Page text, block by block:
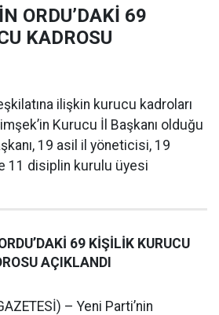
ORDU’DAKİ 69
KADROSU
ilişkin kurucu kadroları
Kurucu İl Başkanı olduğu
19 asil il yöneticisi, 19
11 disiplin kurulu üyesi
69 KİŞİLİK KURUCU
AÇIKLANDI
– Yeni Parti’nin